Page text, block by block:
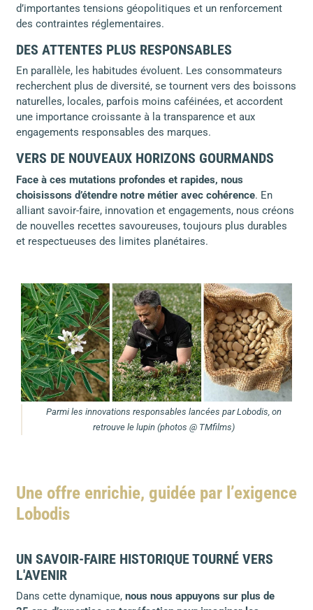
d’importantes tensions géopolitiques et un renforcement
des contraintes réglementaires.
DES ATTENTES PLUS RESPONSABLES
En parallèle, les habitudes évoluent. Les consommateurs
recherchent plus de diversité, se tournent vers des boissons
naturelles, locales, parfois moins caféinées, et accordent
une importance croissante à la transparence et aux
engagements responsables des marques.
VERS DE NOUVEAUX HORIZONS GOURMANDS
Face à ces mutations profondes et rapides, nous
choisissons d’étendre notre métier avec cohérence. En
alliant savoir-faire, innovation et engagements, nous créons
de nouvelles recettes savoureuses, toujours plus durables
et respectueuses des limites planétaires.
Parmi les innovations responsables lancées par Lobodis, on
retrouve le lupin (photos @ TMfilms)
Une offre enrichie, guidée par l’exigence
Lobodis
UN SAVOIR-FAIRE HISTORIQUE TOURNÉ VERS
L'AVENIR
Dans cette dynamique, nous nous appuyons sur plus de